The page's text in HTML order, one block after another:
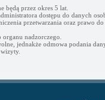
będą przez okres 5 lat.
dostępu do danych
przetwarzania oraz prawo do
nadzorczego.
jednakże odmowa podania